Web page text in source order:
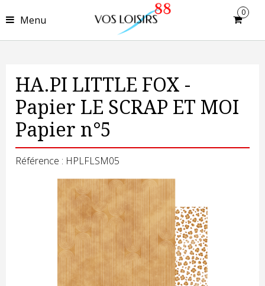
Menu
0
HA.PI LITTLE FOX -
Papier LE SCRAP ET MOI
Papier n°5
Référence : HPLFLSM05